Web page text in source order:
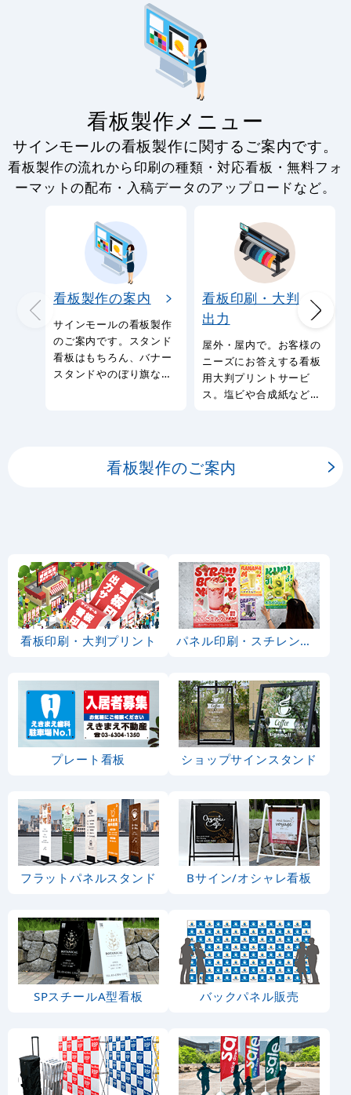
看板製作メニュー
サインモールの看板製作に関するご案内です。
看板製作の流れから印刷の種類・対応看板・無料フォ
ーマットの配布・入稿データのアップロードなど。
看板製作の案内
サインモールの看板製作
のご案内です。スタンド
看板はもちろん、バナー
スタンドやのぼり旗など
看板印刷・大判
出力
屋外・屋内で。お客様の
ニーズにお答えする看板
用大判プリントサービ
ス。塩ビや合成紙など看
看板製作のご案内
看板印刷・大判プリント パネル印刷・スチレンボード
プレート看板 ショップサインスタンド
フラットパネルスタンド Bサイン/オシャレ看板
SPスチールA型看板 バックパネル販売